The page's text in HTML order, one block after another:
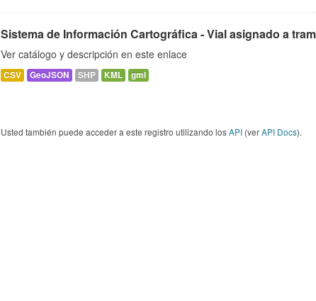
Sistema de Información Cartográfica - Vial asignado a
Ver catálogo y descripción en este enlace
CSV GeoJSON SHP KML gml
Usted también puede acceder a este registro utilizando losAPI (verAPI Docs).